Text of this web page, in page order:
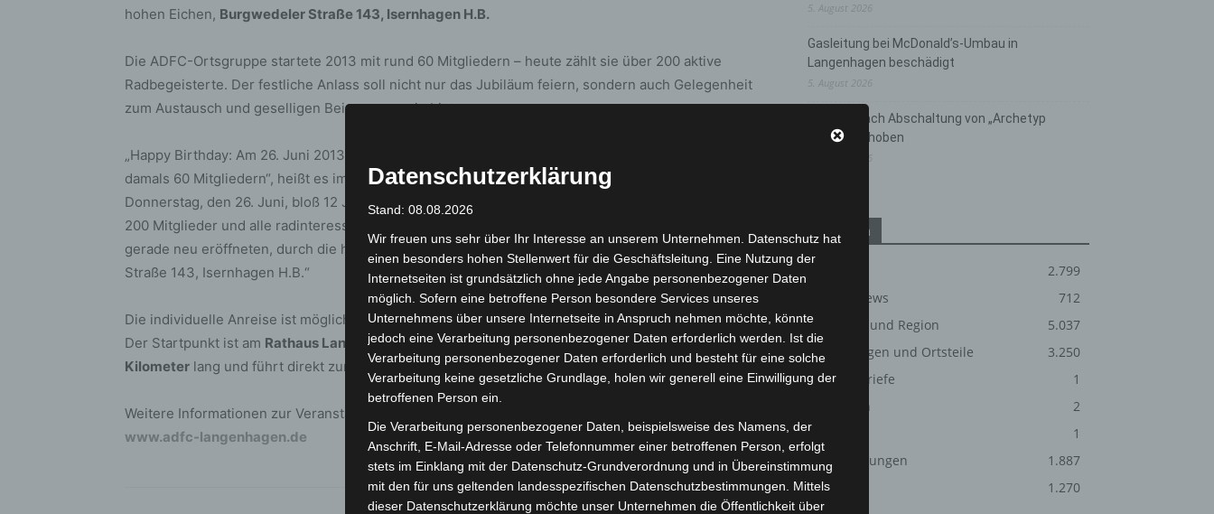
hohen Eichen, Burgwedeler Straße 143, Isernhagen H.B.
Die ADFC-Ortsgruppe startete 2013 mit rund 60 Mitgliedern – heute zählt sie über 200 aktive
Radbegeisterte. Der festliche Anlass soll nicht nur das Jubiläum feiern, sondern auch Gelegenheit
zum Austausch und geselligen Beisammensein bieten.
„Happy Birthday: Am 26. Juni 2013 wurde die ADFC-Ortsgruppe Langenhagen gegründet, mit
damals 60 Mitgliedern“, heißt es im Einladungstext. „Und exakt für gleichen Kalendertag,
Donnerstag, den 26. Juni, bloß 12 Jahre später, also anno 2025, lädt der ADFC seine mittlerweile
200 Mitglieder und alle radinteressierten Gäste zu 18:30 Uhr zum Geburtstags-Treff ein in den
gerade neu eröffneten, durch die hohen Eichen schattigen ‚Biergarten Voltmers Hof‘, Burgwedeler
Straße 143, Isernhagen H.B.“
Die individuelle Anreise ist möglich, doch auch einegemeinsame Fahrradtourwird angeboten:
Der Startpunkt ist am Rathaus Langenhagen, Abfahrt ist um 18:00 Uhr. Die Strecke ist rundacht
Kilometer lang und führt direkt zum Veranstaltungsort.
Weitere Informationen zur Veranstaltung und zum ADFC Langenhagen sind online zu finden unter:
www.adfc-langenhagen.de
5. August 2026
Gasleitung bei McDonald’s-Umbau in
Langenhagen beschädigt
5. August 2026
Anklage nach Abschaltung von „Archetyp
Market“ erhoben
Kategorien
2.799
Corona-News
712
Hannover und Region
5.037
Langenhagen und Ortsteile
3.250
Leserbriefe
1
Menschen
2
Über uns
1
Veranstaltungen
1.887
Welt
1.270
Datenschutzerklärung
Stand: 08.08.2026
Wir freuen uns sehr über Ihr Interesse an unserem Unternehmen. Datenschutz hat
einen besonders hohen Stellenwert für die Geschäftsleitung. Eine Nutzung der
Internetseiten ist grundsätzlich ohne jede Angabe personenbezogener Daten
möglich. Sofern eine betroffene Person besondere Services unseres
Unternehmens über unsere Internetseite in Anspruch nehmen möchte, könnte
jedoch eine Verarbeitung personenbezogener Daten erforderlich werden. Ist die
Verarbeitung personenbezogener Daten erforderlich und besteht für eine solche
Verarbeitung keine gesetzliche Grundlage, holen wir generell eine Einwilligung der
betroffenen Person ein.
Die Verarbeitung personenbezogener Daten, beispielsweise des Namens, der
Anschrift, E-Mail-Adresse oder Telefonnummer einer betroffenen Person, erfolgt
stets im Einklang mit der Datenschutz-Grundverordnung und in Übereinstimmung
mit den für uns geltenden landesspezifischen Datenschutzbestimmungen. Mittels
dieser Datenschutzerklärung möchte unser Unternehmen die Öffentlichkeit über